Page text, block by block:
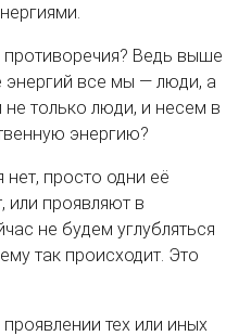
противоречия? Ведь выше
энергий все мы — люди, а
не только люди, и несем в
энергию?
нет, просто одни её
или проявляют в
не будем углубляться
так происходит. Это
тех или иных